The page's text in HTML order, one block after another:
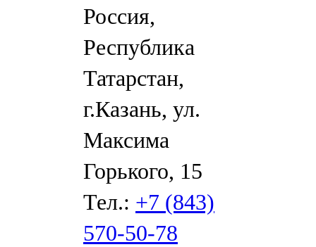
Россия,
Республика
Татарстан,
г.Казань, ул.
Максима
Горького, 15
Тел.: +7 (843)
570-50-78